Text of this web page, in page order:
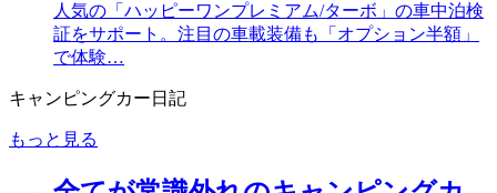
人気の「ハッピーワンプレミアム/ターボ」の車中泊検
証をサポート。注目の車載装備も「オプション半額」
で体験…
キャンピングカー日記
もっと見る